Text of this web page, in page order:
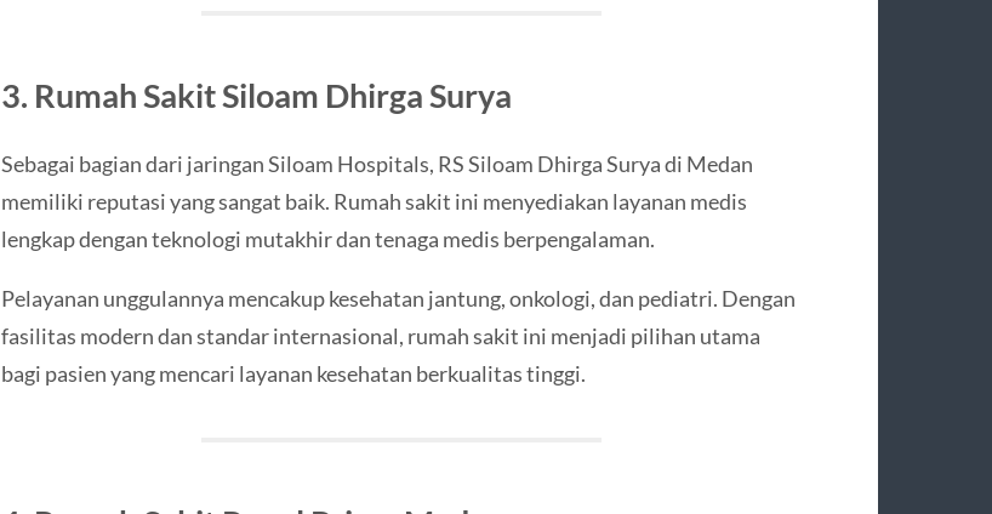
3. Rumah Sakit Siloam Dhirga Surya
Sebagai bagian dari jaringan Siloam Hospitals, RS Siloam Dhirga Surya di Medan
memiliki reputasi yang sangat baik. Rumah sakit ini menyediakan layanan medis
lengkap dengan teknologi mutakhir dan tenaga medis berpengalaman.
Pelayanan unggulannya mencakup kesehatan jantung, onkologi, dan pediatri. Dengan
fasilitas modern dan standar internasional, rumah sakit ini menjadi pilihan utama
bagi pasien yang mencari layanan kesehatan berkualitas tinggi.